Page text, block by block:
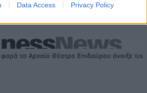
Data Access Privacy Policy
για τον ΟΤΕ στη διεθνή σειρά δεικτών
το Αρχαίο Θέατρο Επιδαύρου άνοιξε τις